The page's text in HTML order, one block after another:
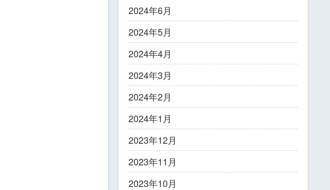
2024年6月
2024年5月
2024年4月
2024年3月
2024年2月
2024年1月
2023年12月
2023年11月
2023年10月